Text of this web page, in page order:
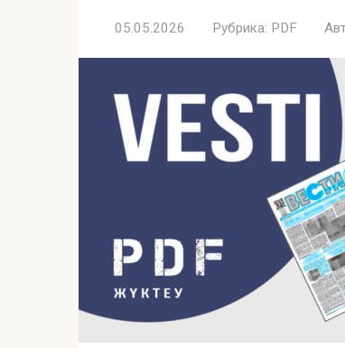
05.05.2026 Рубрика: PDF